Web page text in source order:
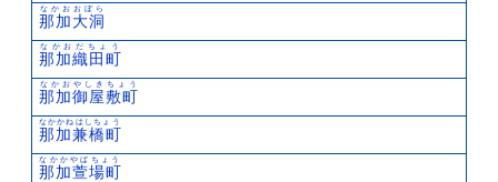
那加大洞
なかおおぼら
那加織田町
なかおだちょう
那加御屋敷町
なかおやしきちょう
那加兼橋町
なかかねはしちょう
那加萱場町
なかかやばちょう